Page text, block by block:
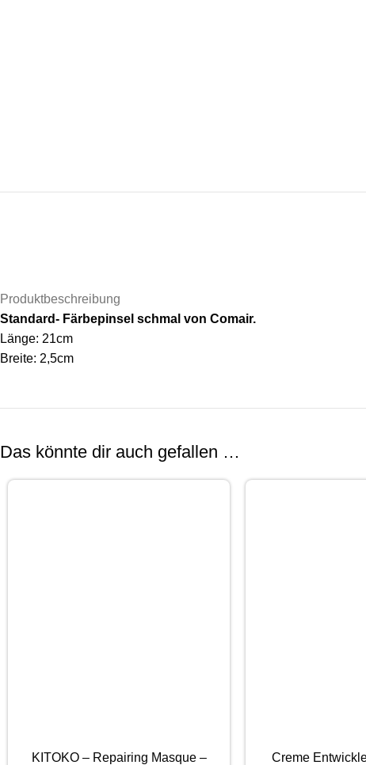
Produktbeschreibung
Standard- Färbepinsel schmal von Comair.
Länge: 21cm
Breite: 2,5cm
Das könnte dir auch gefallen …
KITOKO – Repairing Masque –
Creme